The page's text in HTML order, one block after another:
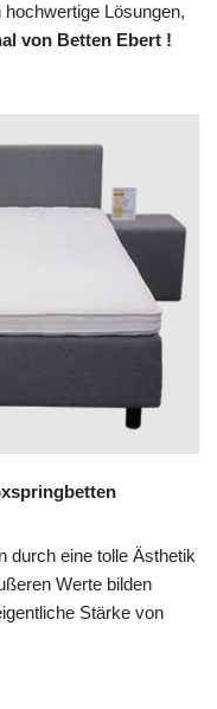
Lösungen,
von Betten Ebert !
durch eine tolle Ästhetik
Werte bilden
Stärke von